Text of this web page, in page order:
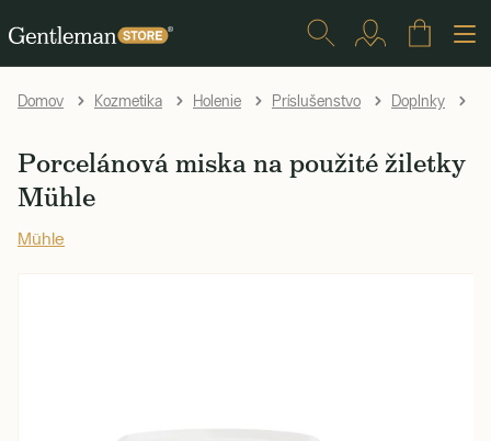
Domov Kozmetika Holenie Príslušenstvo Doplnky
Porcelánová miska na použité žiletky
Mühle
Mühle